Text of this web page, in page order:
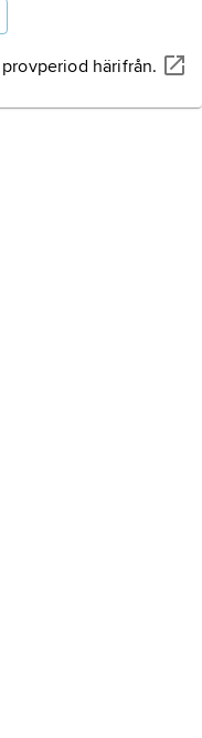
härifrån.